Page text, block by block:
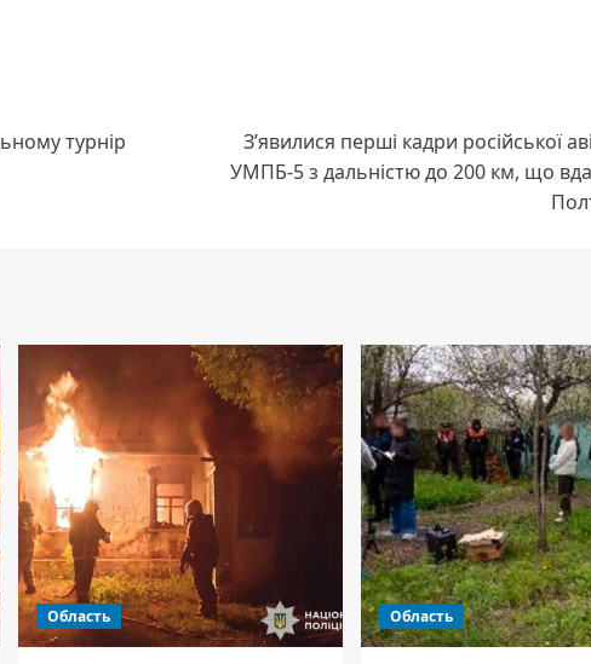
турнір
З’явилися перші кадри російської
УМПБ-5 з дальністю до 200 км, що
Область Область